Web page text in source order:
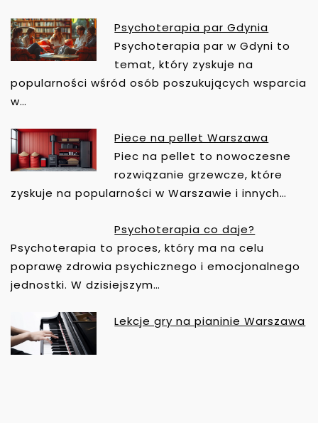
Psychoterapia par Gdynia
Psychoterapia par w Gdyni to
temat, który zyskuje na
popularności wśród osób poszukujących wsparcia
w…
Piece na pellet Warszawa
Piec na pellet to nowoczesne
rozwiązanie grzewcze, które
zyskuje na popularności w Warszawie i innych…
Psychoterapia co daje?
Psychoterapia to proces, który ma na celu
poprawę zdrowia psychicznego i emocjonalnego
jednostki. W dzisiejszym…
Lekcje gry na pianinie Warszawa
A
C
J
W
P
I
S
U